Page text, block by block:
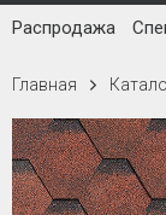
Распродажа
Главная